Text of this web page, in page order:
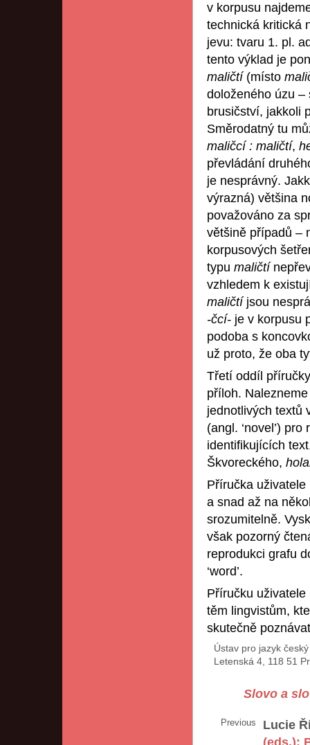
v korpusu
technická kritická
jevu: tvaru 1. pl.
tento výklad je
maličtí (místo
doloženého úzu –
brusičství, jakkoli
Směrodatný tu
maličcí : maličtí,
převládání
je nesprávný.
výrazná) většina
považováno za
většině případů –
korpusových
typu maličtí
vzhledem k
maličtí jsou
-čcí- je v korpusu
podoba s
už proto, že oba
Třetí oddíl
příloh.
jednotlivých textů
(angl. ‘novel’)
identifikujících
Škvoreckého,
Příručka
a snad až na
srozumitelně.
však pozorný
reprodukci grafu
‘word’.
Příručku
těm lingvistům,
skutečně
Ústav pro jazyk český
Letenská 4, 118 51
Slovo a
Previous
Lucie
(eds.):